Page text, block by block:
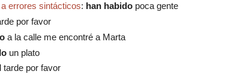
errores sintácticos: han habidopoca gente
por favor
a la calle me encontré a Marta
un plato
tarde por favor